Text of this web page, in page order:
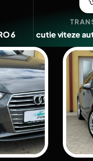
6 cutie viteze